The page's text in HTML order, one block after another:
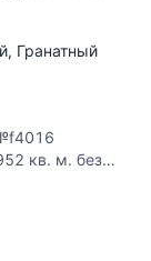
, Гранатный
кв. м. без
4-6 м.!
в центре
ауру